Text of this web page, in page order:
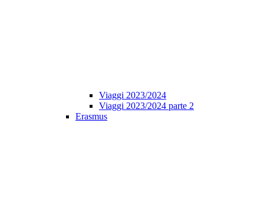
Viaggi 2023/2024
Viaggi 2023/2024 parte 2
Erasmus